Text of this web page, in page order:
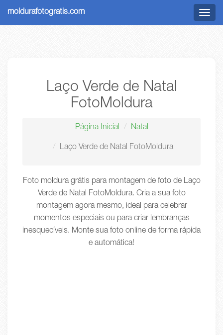
Menu
moldurafotogratis.com
Laço Verde de Natal
FotoMoldura
Página Inicial Natal
Laço Verde de Natal FotoMoldura
Foto moldura grátis para montagem de foto de Laço
Verde de Natal FotoMoldura. Cria a sua foto
montagem agora mesmo, ideal para celebrar
momentos especiais ou para criar lembranças
inesquecíveis. Monte sua foto online de forma rápida
e automática!